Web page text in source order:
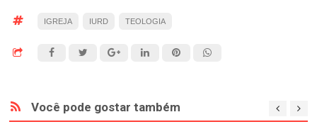
IGREJA IURD TEOLOGIA
Você pode gostar também